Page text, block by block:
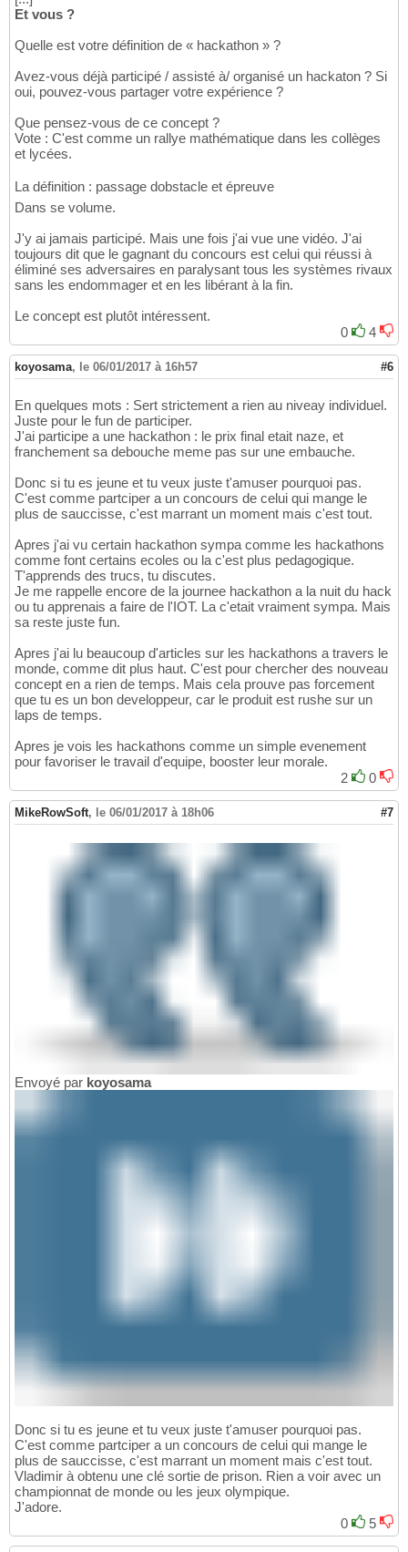
Et vous ?
Quelle est votre définition de « hackathon » ?
Avez-vous déjà participé / assisté à/ organisé un hackaton ? Si
oui, pouvez-vous partager votre expérience ?
Que pensez-vous de ce concept ?
Vote : C'est comme un rallye mathématique dans les collèges
et lycées.
La définition : passage dobstacle et épreuve
Dans se volume.
J'y ai jamais participé. Mais une fois j'ai vue une vidéo. J'ai
toujours dit que le gagnant du concours est celui qui réussi à
éliminé ses adversaires en paralysant tous les systèmes rivaux
sans les endommager et en les libérant à la fin.
Le concept est plutôt intéressent.
0
4
koyosama, le 06/01/2017 à 16h57 #6
En quelques mots : Sert strictement a rien au niveay individuel.
Juste pour le fun de participer.
J'ai participe a une hackathon : le prix final etait naze, et
franchement sa debouche meme pas sur une embauche.
Donc si tu es jeune et tu veux juste t'amuser pourquoi pas.
C'est comme partciper a un concours de celui qui mange le
plus de sauccisse, c'est marrant un moment mais c'est tout.
Apres j'ai vu certain hackathon sympa comme les hackathons
comme font certains ecoles ou la c'est plus pedagogique.
T'apprends des trucs, tu discutes.
Je me rappelle encore de la journee hackathon a la nuit du hack
ou tu apprenais a faire de l'IOT. La c'etait vraiment sympa. Mais
sa reste juste fun.
Apres j'ai lu beaucoup d'articles sur les hackathons a travers le
monde, comme dit plus haut. C'est pour chercher des nouveau
concept en a rien de temps. Mais cela prouve pas forcement
que tu es un bon developpeur, car le produit est rushe sur un
laps de temps.
Apres je vois les hackathons comme un simple evenement
pour favoriser le travail d'equipe, booster leur morale.
2
0
MikeRowSoft, le 06/01/2017 à 18h06 #7
Envoyé par koyosama
Donc si tu es jeune et tu veux juste t'amuser pourquoi pas.
C'est comme partciper a un concours de celui qui mange le
plus de sauccisse, c'est marrant un moment mais c'est tout.
Vladimir à obtenu une clé sortie de prison. Rien a voir avec un
championnat de monde ou les jeux olympique.
J'adore.
0
5